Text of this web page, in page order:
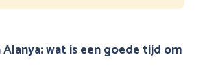
wat is een goede tijd om